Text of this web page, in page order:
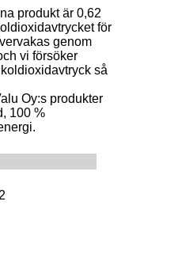
produkt är 0,62
för
genom
vi försöker
så
Oy:s produkter
100 %